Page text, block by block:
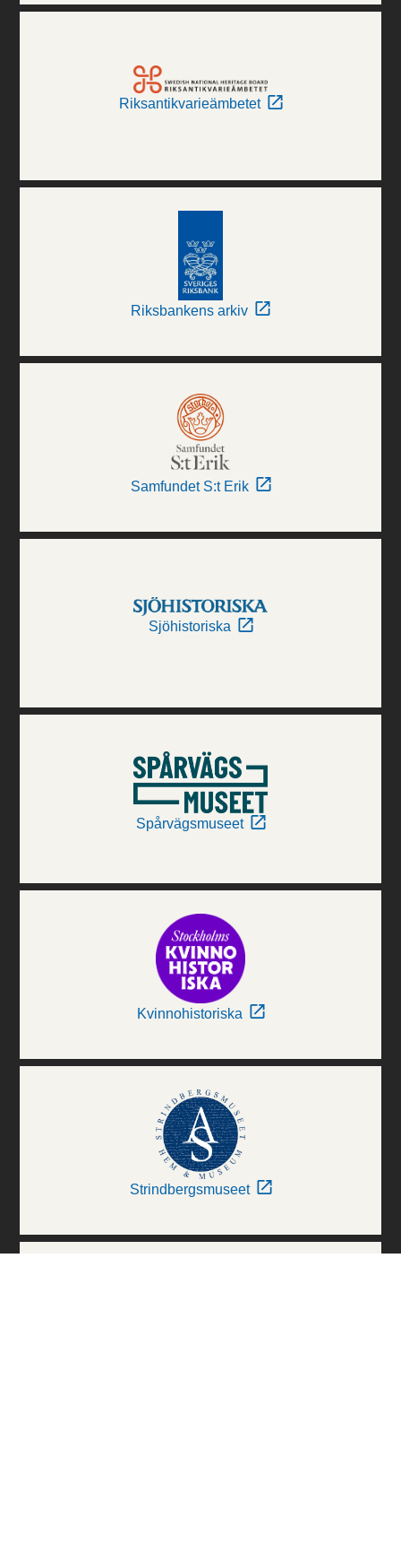
Riksantikvarieämbetet
Riksbankens arkiv
Samfundet S:t Erik
Sjöhistoriska
Spårvägsmuseet
Kvinnohistoriska
Strindbergsmuseet